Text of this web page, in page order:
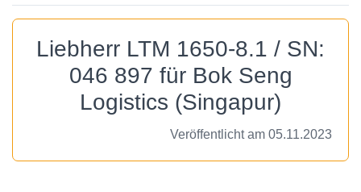
Liebherr LTM 1650-8.1 / SN:
046 897 für Bok Seng
Logistics (Singapur)
Veröffentlicht am 05.11.2023